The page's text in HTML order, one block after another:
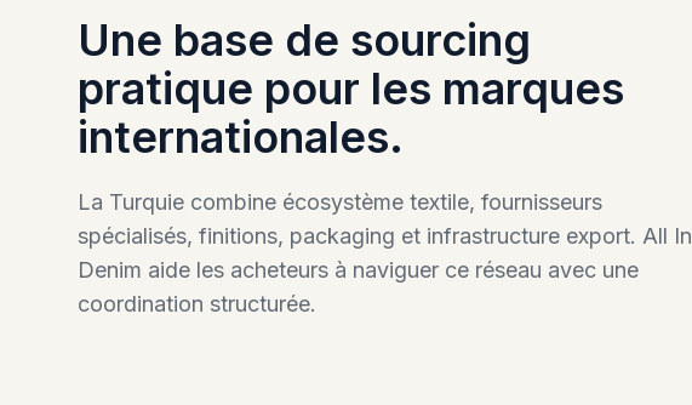
Une base de sourcing
pratique pour les marques
internationales.
La Turquie combine écosystème textile, fournisseurs
spécialisés, finitions, packaging et infrastructure export. All In
Denim aide les acheteurs à naviguer ce réseau avec une
coordination structurée.